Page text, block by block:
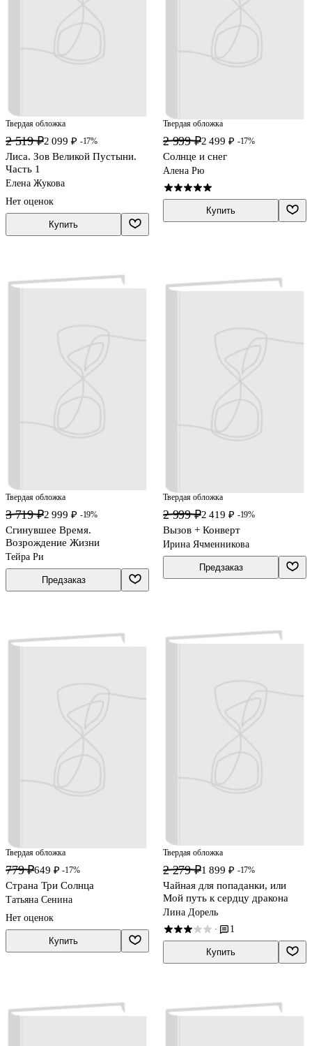
Твердая обложка
2 519 ₽2 099 ₽ -17%
Лиса. Зов Великой Пустыни.
Часть 1
Елена Жукова
Нет оценок
Купить
Твердая обложка
2 999 ₽2 499 ₽ -17%
Солнце и снег
Алена Рю
Купить
Твердая обложка
3 719 ₽2 999 ₽ -19%
Сгинувшее Время.
Возрождение Жизни
Тейра Ри
Предзаказ
Твердая обложка
2 999 ₽2 419 ₽ -19%
Вызов + Конверт
Ирина Ячменникова
Предзаказ
Твердая обложка
779 ₽649 ₽ -17%
Страна Три Солнца
Татьяна Сенина
Нет оценок
Купить
Твердая обложка
2 279 ₽1 899 ₽ -17%
Чайная для попаданки, или
Мой путь к сердцу дракона
Лина Дорель
· 1
Купить